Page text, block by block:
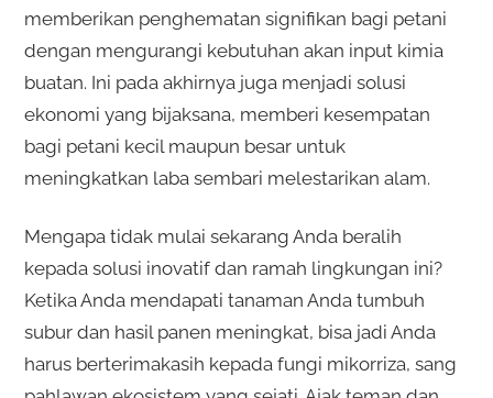
memberikan penghematan signifikan bagi petani
dengan mengurangi kebutuhan akan input kimia
buatan. Ini pada akhirnya juga menjadi solusi
ekonomi yang bijaksana, memberi kesempatan
bagi petani kecil maupun besar untuk
meningkatkan laba sembari melestarikan alam.
Mengapa tidak mulai sekarang Anda beralih
kepada solusi inovatif dan ramah lingkungan ini?
Ketika Anda mendapati tanaman Anda tumbuh
subur dan hasil panen meningkat, bisa jadi Anda
harus berterimakasih kepada fungi mikorriza, sang